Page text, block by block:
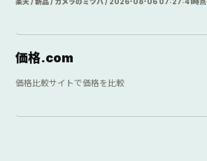
価格.com
価格比較サイトで価格を比較